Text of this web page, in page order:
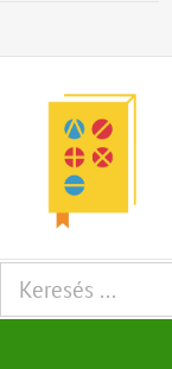
Keresés: